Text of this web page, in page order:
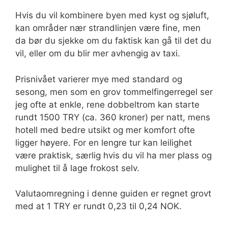
Hvis du vil kombinere byen med kyst og sjøluft,
kan områder nær strandlinjen være fine, men
da bør du sjekke om du faktisk kan gå til det du
vil, eller om du blir mer avhengig av taxi.
Prisnivået varierer mye med standard og
sesong, men som en grov tommelfingerregel ser
jeg ofte at enkle, rene dobbeltrom kan starte
rundt 1500 TRY (ca. 360 kroner) per natt, mens
hotell med bedre utsikt og mer komfort ofte
ligger høyere. For en lengre tur kan leilighet
være praktisk, særlig hvis du vil ha mer plass og
mulighet til å lage frokost selv.
Valutaomregning i denne guiden er regnet grovt
med at 1 TRY er rundt 0,23 til 0,24 NOK.